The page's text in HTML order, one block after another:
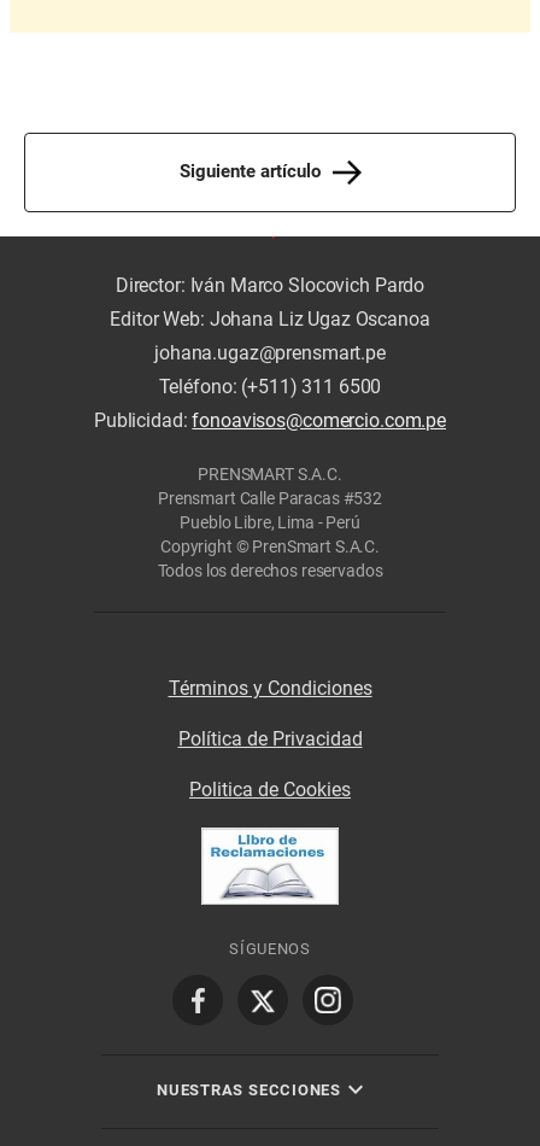
Siguiente artículo
Director: Iván Marco Slocovich Pardo
Editor Web: Johana Liz Ugaz Oscanoa
johana.ugaz@prensmart.pe
Teléfono: (+511) 311 6500
Publicidad:fonoavisos@comercio.com.pe
PRENSMART S.A.C.
Prensmart Calle Paracas #532
Pueblo Libre, Lima - Perú
Copyright © PrenSmart S.A.C.
Todos los derechos reservados
Términos y Condiciones
Política de Privacidad
Politica de Cookies
SÍGUENOS
NUESTRAS SECCIONES